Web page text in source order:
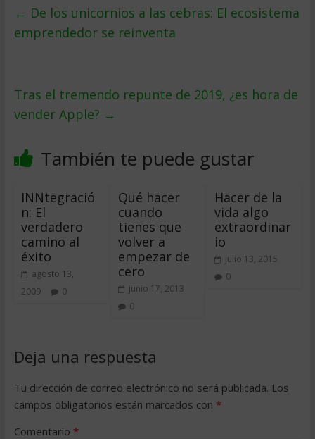
← De los unicornios a las cebras: El ecosistema
emprendedor se reinventa
Tras el tremendo repunte de 2019, ¿es hora de
vender Apple? →
También te puede gustar
INNtegració
n: El
verdadero
camino al
éxito
agosto 13,
2009
0
Qué hacer
cuando
tienes que
volver a
empezar de
cero
junio 17, 2013
0
Hacer de la
vida algo
extraordinar
io
julio 13, 2015
0
Deja una respuesta
Tu dirección de correo electrónico no será publicada. Los
campos obligatorios están marcados con *
Comentario *